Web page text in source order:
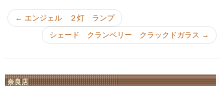
← エンジェル ２灯 ランプ
シェード クランベリー クラックドガラス →
奈良店